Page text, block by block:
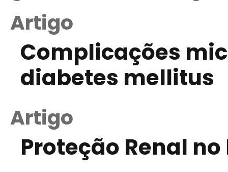
Artigo
Complicações
diabetes mellitus
Artigo
Proteção Renal